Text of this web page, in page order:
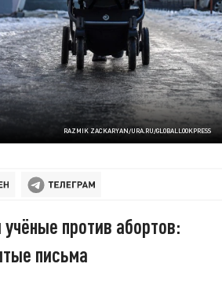
RAZMIK ZACKARYAN/URA.RU/GLOBALLOOKPRESS
против абортов:
письма